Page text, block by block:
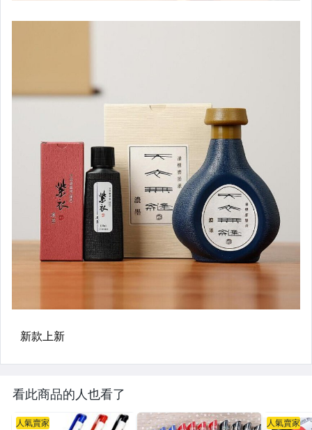
看此商品的人也看了
人氣賣家 人氣賣家